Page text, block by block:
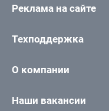
Реклама на сайте
Техподдержка
О компании
Наши вакансии